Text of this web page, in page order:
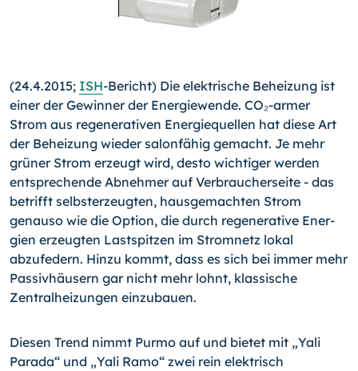
(24.4.2015; ISH-Bericht) Die elektrische Beheizung ist
einer der Gewinner der Energiewende. CO₂-armer
Strom aus rege­nerativen Energiequellen hat diese Art
der Beheizung wieder salonfähig gemacht. Je mehr
grüner Strom erzeugt wird, des­to wichtiger werden
entsprechende Abnehmer auf Verbrau­cherseite - das
betrifft selbsterzeugten, hausgemachten Strom
genauso wie die Option, die durch regenerative Ener­
gien erzeugten Lastspitzen im Stromnetz lokal
abzufedern. Hinzu kommt, dass es sich bei immer mehr
Passivhäusern gar nicht mehr lohnt, klassische
Zentralheizungen einzubauen.
Diesen Trend nimmt Purmo auf und bietet mit „Yali
Parada“ und „Yali Ramo“ zwei rein elektrisch